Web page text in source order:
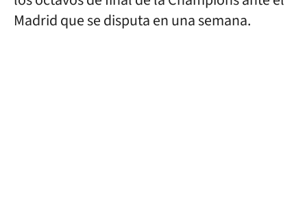
Madrid que se disputa en una semana.